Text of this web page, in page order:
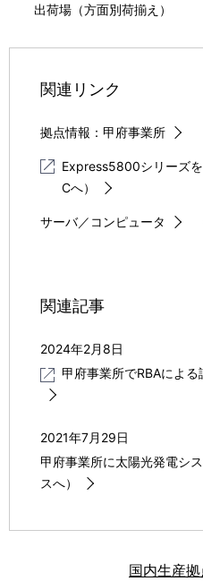
出荷場（方面別荷揃え）
関連リンク
拠点情報：甲府事業所
Express5800シリーズ
Cへ）
サーバ／コンピュータ
関連記事
2024年2月8日
甲府事業所でRBAによる
2021年7月29日
甲府事業所に太陽光発電シ
スへ）
国内生産